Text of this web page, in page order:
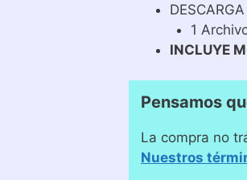
DESCARGA
1
INCLUYE
Pensamos
La compra no
Nuestros